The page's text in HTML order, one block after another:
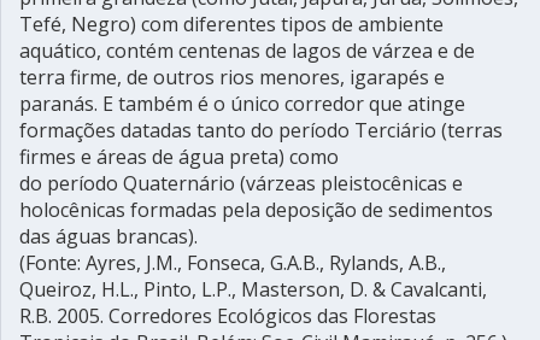
Tefé, Negro) com diferentes tipos de ambiente
aquático, contém centenas de lagos de várzea e de
terra firme, de outros rios menores, igarapés e
paranás. E também é o único corredor que atinge
formações datadas tanto do período Terciário (terras
firmes e áreas de água preta) como
do período Quaternário (várzeas pleistocênicas e
holocênicas formadas pela deposição de sedimentos
das águas brancas).
(Fonte: Ayres, J.M., Fonseca, G.A.B., Rylands, A.B.,
Queiroz, H.L., Pinto, L.P., Masterson, D. & Cavalcanti,
R.B. 2005. Corredores Ecológicos das Florestas